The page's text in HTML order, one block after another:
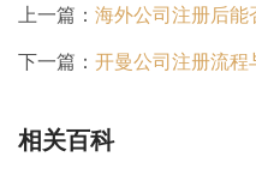
上一篇： 海外公司注册后能
下一篇： 开曼公司注册流
相关百科